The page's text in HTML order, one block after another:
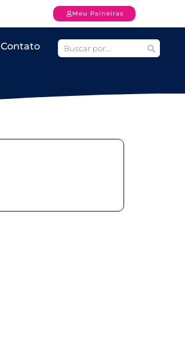
Meu Paineiras
Contato